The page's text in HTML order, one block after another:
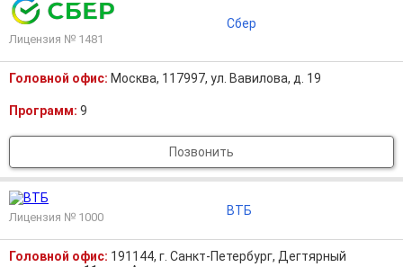
Лицензия № 1481
Сбер
Головной офис: Москва, 117997, ул. Вавилова, д. 19
Программ: 9
Позвонить
Лицензия № 1000 ВТБ
Головной офис: 191144, г. Санкт-Петербург, Дегтярный